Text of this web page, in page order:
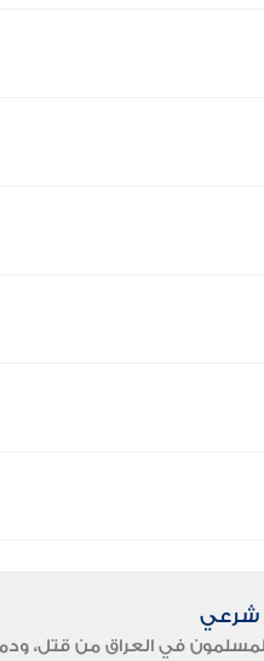
شرعي
في العراق من قتل،